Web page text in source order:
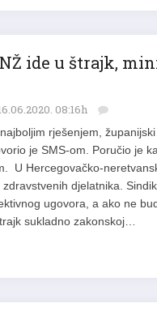
ide u štrajk,
08:16h
rješenjem,
je SMS-om. Poručio je
U Hercegovačko-
djelatnika.
ugovora, a ako ne
sukladno zakonskoj…